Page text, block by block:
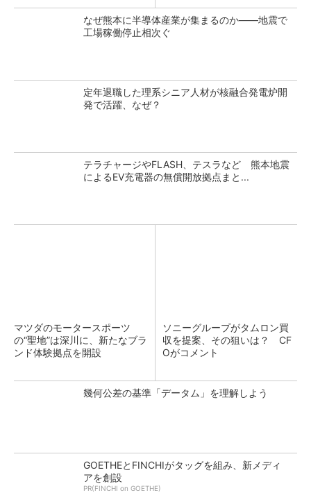
なぜ熊本に半導体産業が集まるのか――地震で
工場稼働停止相次ぐ
定年退職した理系シニア人材が核融合発電炉開
発で活躍、なぜ？
テラチャージやFLASH、テスラなど 熊本地震
によるEV充電器の無償開放拠点まと...
マツダのモータースポーツ
の“聖地”は深川に、新たなブラ
ンド体験拠点を開設
ソニーグループがタムロン買
収を提案、その狙いは？ CF
Oがコメント
幾何公差の基準「データム」を理解しよう
GOETHEとFINCHIがタッグを組み、新メディ
アを創設
PR(FINCHI on GOETHE)